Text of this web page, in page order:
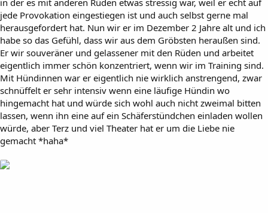
jede Provokation eingestiegen ist und auch selbst gerne mal
herausgefordert hat. Nun wir er im Dezember 2 Jahre alt und ich
habe so das Gefühl, dass wir aus dem Gröbsten heraußen sind.
Er wir souveräner und gelassener mit den Rüden und arbeitet
eigentlich immer schön konzentriert, wenn wir im Training sind.
Mit Hündinnen war er eigentlich nie wirklich anstrengend, zwar
schnüffelt er sehr intensiv wenn eine läufige Hündin wo
hingemacht hat und würde sich wohl auch nicht zweimal bitten
lassen, wenn ihn eine auf ein Schäferstündchen einladen wollen
würde, aber Terz und viel Theater hat er um die Liebe nie
gemacht *haha*